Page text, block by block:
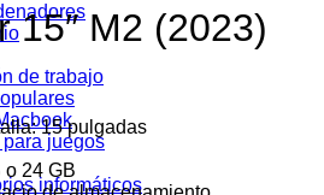
de trabajo
juegos
informáticos
15″ M2 (2023)
15 pulgadas
o 24 GB